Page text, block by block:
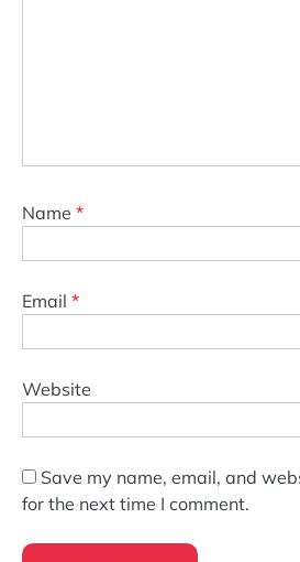
Name *
Email *
Website
Save my name, email, and
for the next time I comment.